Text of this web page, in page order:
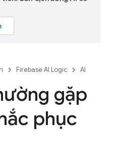
Firebase AI Logic AI
gặp
phục